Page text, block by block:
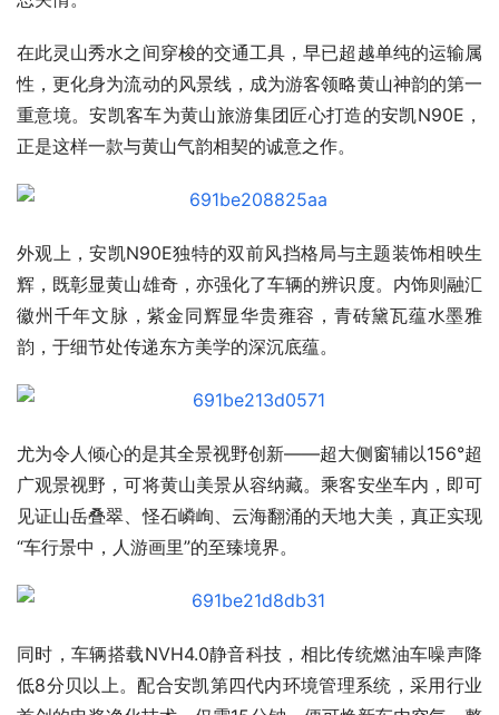
在此灵山秀水之间穿梭的交通工具，早已超越单纯的运输属
性，更化身为流动的风景线，成为游客领略黄山神韵的第一
重意境。安凯客车为黄山旅游集团匠心打造的安凯N90E，
正是这样一款与黄山气韵相契的诚意之作。
外观上，安凯N90E独特的双前风挡格局与主题装饰相映生
辉，既彰显黄山雄奇，亦强化了车辆的辨识度。内饰则融汇
徽州千年文脉，紫金同辉显华贵雍容，青砖黛瓦蕴水墨雅
韵，于细节处传递东方美学的深沉底蕴。
尤为令人倾心的是其全景视野创新——超大侧窗辅以156°超
广观景视野，可将黄山美景从容纳藏。乘客安坐车内，即可
见证山岳叠翠、怪石嶙峋、云海翻涌的天地大美，真正实现
“车行景中，人游画里”的至臻境界。
同时，车辆搭载NVH4.0静音科技，相比传统燃油车噪声降
低8分贝以上。配合安凯第四代内环境管理系统，采用行业